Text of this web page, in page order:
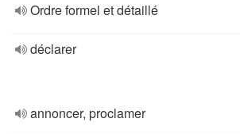
Ordre formel et détaillé
déclarer
annoncer, proclamer